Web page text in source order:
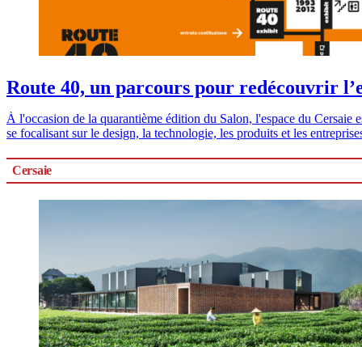
Route 40, un parcours pour redécouvrir
À l'occasion de la quarantième édition du Salon, l'espace du
se focalisant sur le design, la technologie, les produits et les
Cersaie